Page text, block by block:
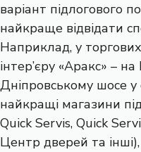
варіант підлогового
найкраще відвідати
Наприклад, у
інтер’єру «Аракс» –
Дніпровському шосе у
найкращі магазини
Quick Servis, Quick
Центр дверей та